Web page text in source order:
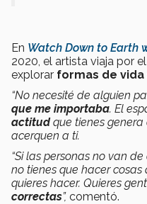
En Watch Down to Earth
2020, el artista viaja por
explorar formas de
“No necesité de alguien
que me importaba. El
actitudque tienes genera
acerquen a ti.
“Si las personas no van
no tienes que hacer
quieres hacer. Quieres
correctas”, comentó.